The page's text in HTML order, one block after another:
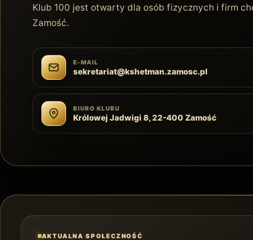
Klub 100 jest otwarty dla osób fizycznych i firm
Zamość.
E-MAIL
sekretariat@kshetman.zamosc.pl
BIURO KLUBU
Królowej Jadwigi 8, 22-400 Zamość
AKTUALNA SPOŁECZNOŚĆ